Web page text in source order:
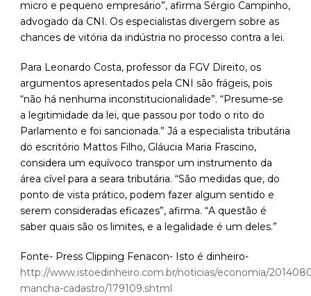
micro e pequeno empresário”, afirma Sérgio Campinho,
advogado da CNI. Os especialistas divergem sobre as
chances de vitória da indústria no processo contra a lei.
Para Leonardo Costa, professor da FGV Direito, os
argumentos apresentados pela CNI são frágeis, pois
“não há nenhuma inconstitucionalidade”. “Presume-se
a legitimidade da lei, que passou por todo o rito do
Parlamento e foi sancionada.” Já a especialista tributária
do escritório Mattos Filho, Gláucia Maria Frascino,
considera um equívoco transpor um instrumento da
área cível para a seara tributária. “São medidas que, do
ponto de vista prático, podem fazer algum sentido e
serem consideradas eficazes”, afirma. “A questão é
saber quais são os limites, e a legalidade é um deles.”
Fonte- Press Clipping Fenacon- Isto é dinheiro-
http://www.istoedinheiro.com.br/noticias/economia/
mancha-cadastro/179109.shtml